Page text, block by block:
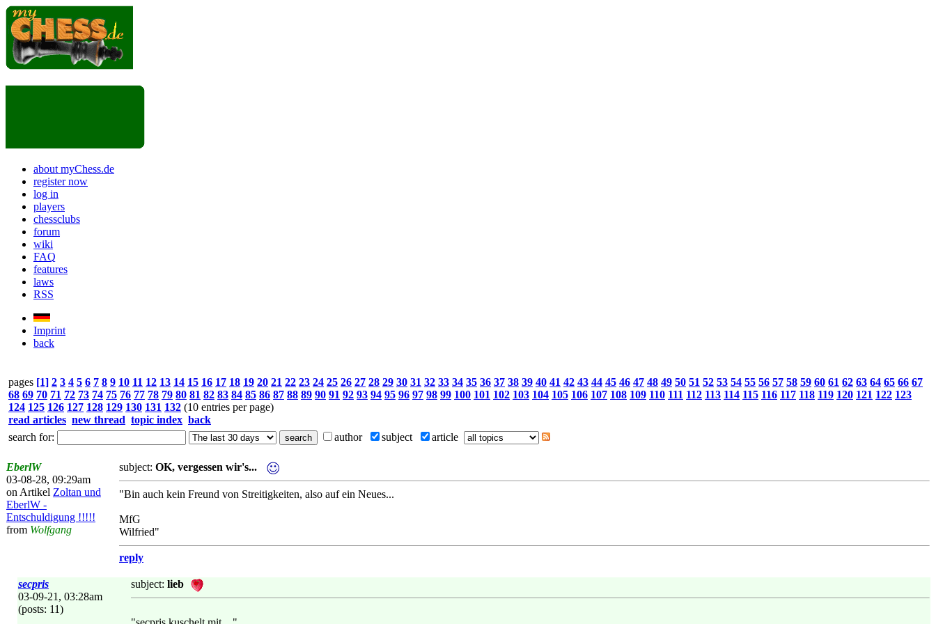
about myChess.de
register now
log in
players
chessclubs
forum
wiki
FAQ
features
laws
RSS
Imprint
back
pages [1] 2 3 4 5 6 7 8 9 10 11 12 13 14 15 16 17 18 19 20 21 22 23 24 25 26 27 28 29 30 31 32 33 34 35 36 37 38 39 40 41 42 43 44 45 46 47 48 49 50 51 52 53 54 55 56 57 58 59 60 61 62 63 64 65 66 67
68 69 70 71 72 73 74 75 76 77 78 79 80 81 82 83 84 85 86 87 88 89 90 91 92 93 94 95 96 97 98 99 100 101 102 103 104 105 106 107 108 109 110 111 112 113 114 115 116 117 118 119 120 121 122 123
124 125 126 127 128 129 130 131 132 (10 entries per page)
read articles new thread topic index back
search for:
author subject article
EberlW
03-08-28, 09:29am
on Artikel Zoltan und
EberlW -
Entschuldigung !!!!!
from Wolfgang
subject: OK, vergessen wir's...
"Bin auch kein Freund von Streitigkeiten, also auf ein Neues...
MfG
Wilfried"
reply
secpris
03-09-21, 03:28am
(posts: 11)
subject: lieb